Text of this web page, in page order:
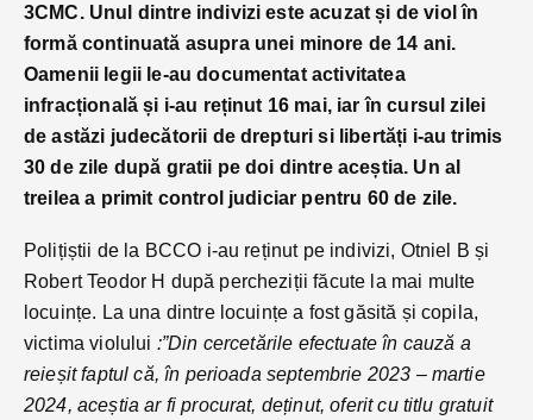
3CMC. Unul dintre indivizi este acuzat și de viol în
formă continuată asupra unei minore de 14 ani.
Oamenii legii le-au documentat activitatea
infracțională și i-au reținut 16 mai, iar în cursul zilei
de astăzi judecătorii de drepturi si libertăți i-au trimis
30 de zile după gratii pe doi dintre aceștia. Un al
treilea a primit control judiciar pentru 60 de zile.
Polițiștii de la BCCO i-au reținut pe indivizi, Otniel B și
Robert Teodor H după percheziții făcute la mai multe
locuințe. La una dintre locuințe a fost găsită și copila,
victima violului :”Din cercetările efectuate în cauză a
reieșit faptul că, în perioada septembrie 2023 – martie
2024, aceștia ar fi procurat, deținut, oferit cu titlu gratuit